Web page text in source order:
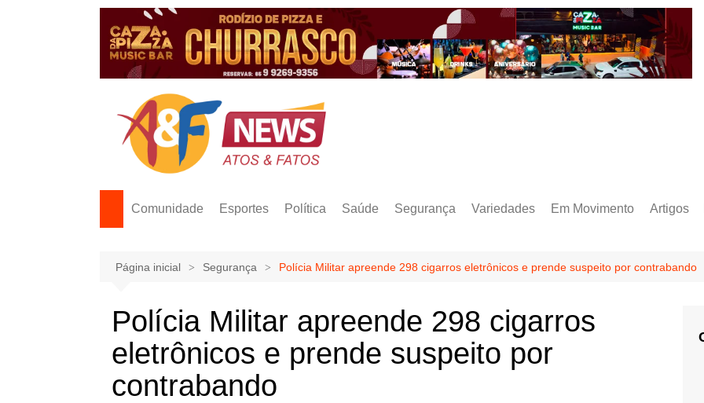
Comunidade Esportes Política Saúde Segurança Variedades Em Movimento Artigos
Página inicial Segurança Polícia Militar apreende 298 cigarros eletrônicos e prende suspeito por contrabando
Polícia Militar apreende 298 cigarros
eletrônicos e prende suspeito por
contrabando